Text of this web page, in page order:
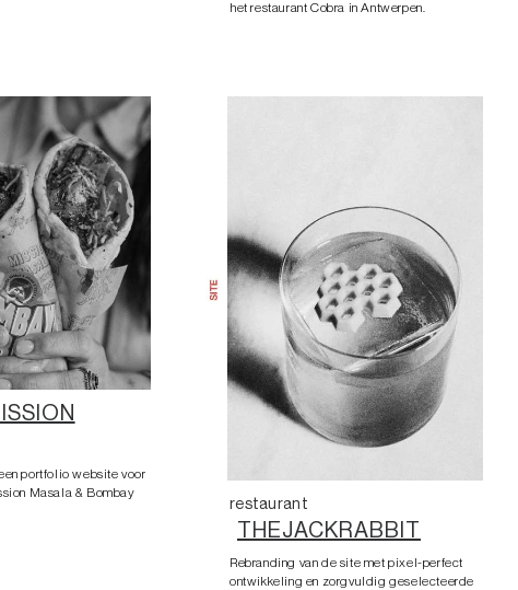
het restaurant Cobra in Antwerpen.
portfolio website voor
Masala & Bombay
restaurant
THEJACKRABBIT
Rebranding van de site met pixel-perfect
ontwikkeling en zorgvuldig geselecteerde